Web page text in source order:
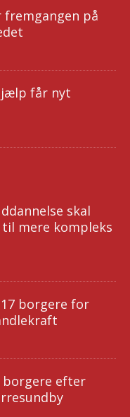
på
får nyt
skal
mere kompleks
borgere for
efter